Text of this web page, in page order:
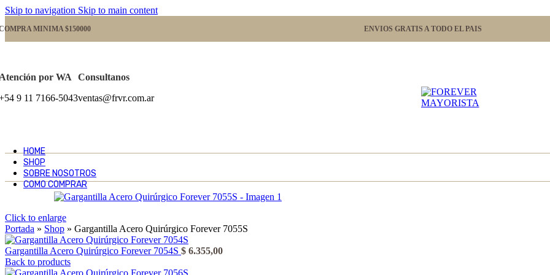
Skip to navigation Skip to main content
MINIMA $150000 ENVIOS GRATIS A TODO EL PAIS
por WA
9 11 7166-5043
Consultanos
ventas@frvr.com.ar
HOME
SHOP
SOBRE NOSOTROS
COMO COMPRAR
Click to enlarge
Portada » Shop » Gargantilla Acero Quirúrgico Forever 7055S
Gargantilla Acero Quirúrgico Forever 7054S $ 6.355,00
Back to products